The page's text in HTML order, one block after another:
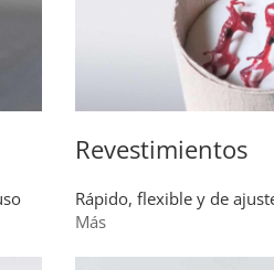
Revestimientos
Rápido, flexible y de
Más